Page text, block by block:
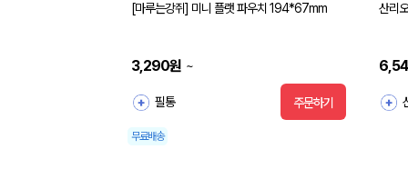
[마루는강쥐] 미니 플랫 파우치 194*67mm
3,290원 ~
필통 주문하기
무료배송
산리